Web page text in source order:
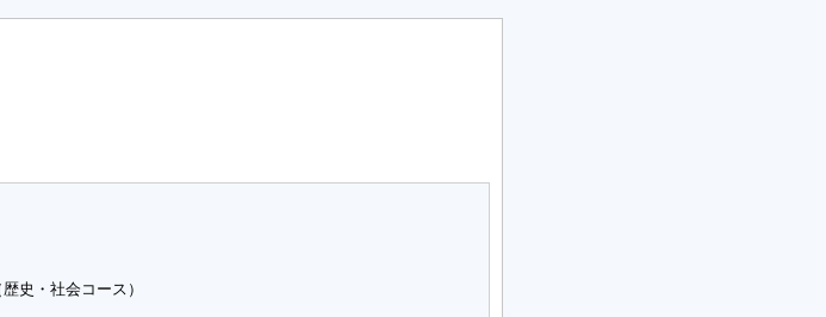
史・社会コース）